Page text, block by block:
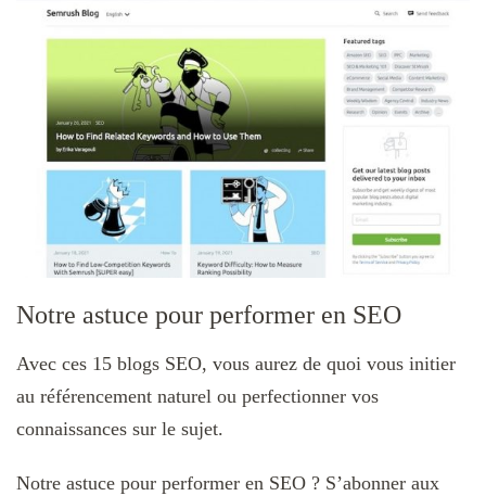
Notre astuce pour performer en SEO
Avec ces 15 blogs SEO, vous aurez de quoi vous initier
au référencement naturel ou perfectionner vos
connaissances sur le sujet.
Notre astuce pour performer en SEO ? S’abonner aux